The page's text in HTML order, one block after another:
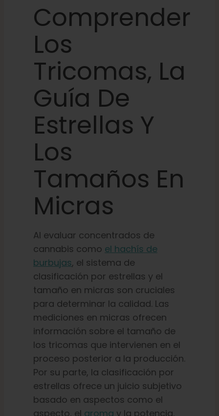
Comprender
Los
Tricomas, La
Guía De
Estrellas Y
Los
Tamaños En
Micras
Al evaluar concentrados de
cannabis como el hachís de
burbujas, el sistema de
clasificación por estrellas y el
tamaño en micras son cruciales
para determinar la calidad. Las
mediciones en micras ofrecen
información sobre el tamaño de
los tricomas que intervienen en el
proceso posterior a la producción.
Por su parte, la clasificación por
estrellas ofrece un juicio subjetivo
basado en aspectos como el
aspecto, el aroma y la potencia.